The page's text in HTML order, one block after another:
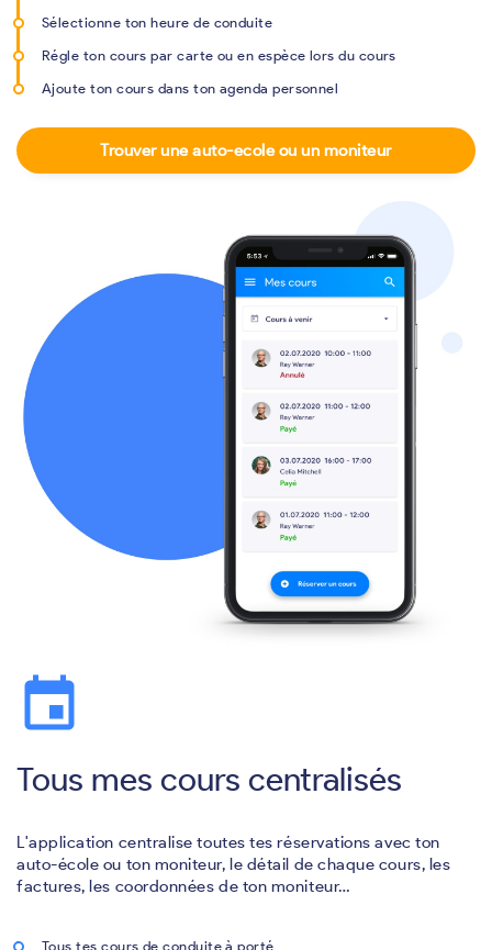
Sélectionne ton heure de conduite
Régle ton cours par carte ou en espèce lors du cours
Ajoute ton cours dans ton agenda personnel
Trouver une auto-ecole ou un moniteur
event
Tous mes cours centralisés
L'application centralise toutes tes réservations avec ton
auto-école ou ton moniteur, le détail de chaque cours, les
factures, les coordonnées de ton moniteur…
Tous tes cours de conduite à porté